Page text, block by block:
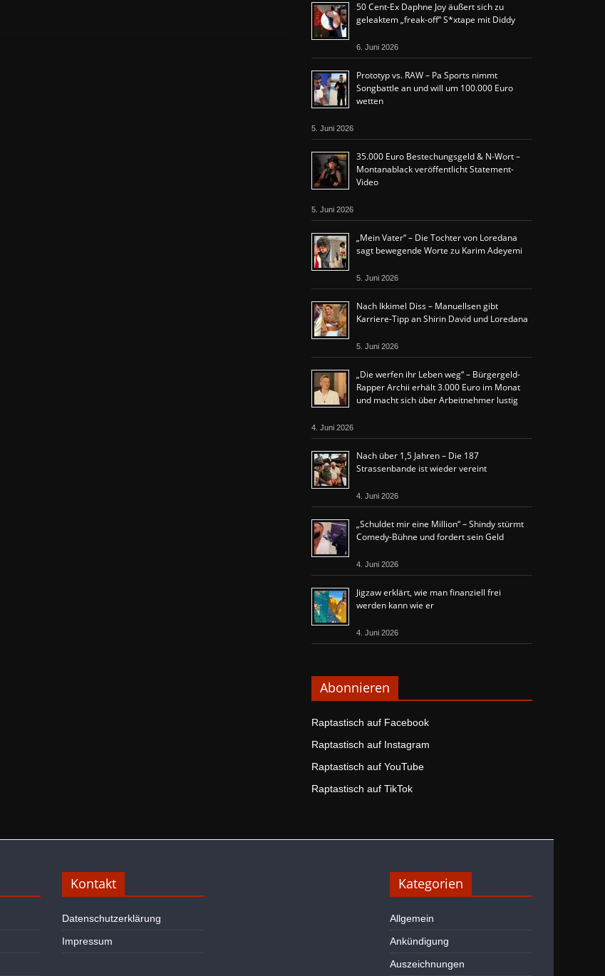
50 Cent-Ex Daphne Joy äußert sich zu
geleaktem „freak-off“ S*xtape mit Diddy
6. Juni 2026
Prototyp vs. RAW – Pa Sports nimmt
Songbattle an und will um 100.000 Euro
wetten
5. Juni 2026
35.000 Euro Bestechungsgeld & N-Wort –
Montanablack veröffentlicht Statement-
Video
5. Juni 2026
„Mein Vater“ – Die Tochter von Loredana
sagt bewegende Worte zu Karim Adeyemi
5. Juni 2026
Nach Ikkimel Diss – Manuellsen gibt
Karriere-Tipp an Shirin David und Loredana
5. Juni 2026
„Die werfen ihr Leben weg“ – Bürgergeld-
Rapper Archii erhält 3.000 Euro im Monat
und macht sich über Arbeitnehmer lustig
4. Juni 2026
Nach über 1,5 Jahren – Die 187
Strassenbande ist wieder vereint
4. Juni 2026
„Schuldet mir eine Million“ – Shindy stürmt
Comedy-Bühne und fordert sein Geld
4. Juni 2026
Jigzaw erklärt, wie man finanziell frei
werden kann wie er
4. Juni 2026
Abonnieren
Raptastisch auf Facebook
Raptastisch auf Instagram
Raptastisch auf YouTube
Raptastisch auf TikTok
Kontakt
Datenschutzerklärung
Impressum
Kategorien
Allgemein
Ankündigung
Auszeichnungen